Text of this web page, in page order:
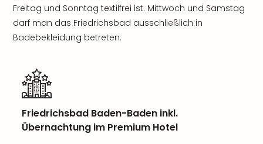
Freitag und Sonntag textilfrei ist. Mittwoch und Samstag
darf man das Friedrichsbad ausschließlich in
Badebekleidung betreten.
Friedrichsbad Baden-Baden inkl.
Übernachtung im Premium Hotel